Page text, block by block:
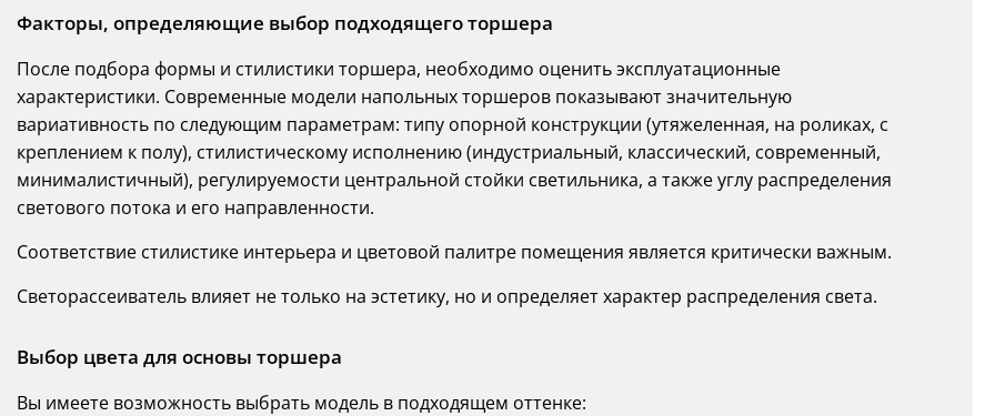
Факторы, определяющие выбор подходящего торшера
После подбора формы и стилистики торшера, необходимо оценить эксплуатационные
характеристики. Современные модели напольных торшеров показывают значительную
вариативность по следующим параметрам: типу опорной конструкции (утяжеленная, на роликах, с
креплением к полу), стилистическому исполнению (индустриальный, классический, современный,
минималистичный), регулируемости центральной стойки светильника, а также углу распределения
светового потока и его направленности.
Соответствие стилистике интерьера и цветовой палитре помещения является критически важным.
Светорассеиватель влияет не только на эстетику, но и определяет характер распределения света.
Выбор цвета для основы торшера
Вы имеете возможность выбрать модель в подходящем оттенке: